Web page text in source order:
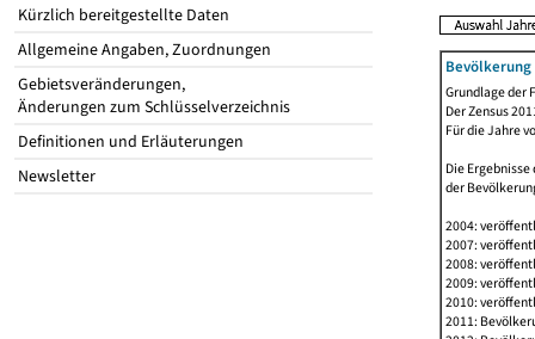
Kürzlich bereitgestellte Daten
Allgemeine Angaben, Zuordnungen
Gebietsveränderungen,
Änderungen zum Schlüsselverzeichnis
Definitionen und Erläuterungen
Newsletter
Grundlage der
Der Zensus
Für die Jahre
Die
der
2004:
2007:
2008:
2009:
2010:
2011: